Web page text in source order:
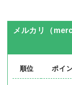
メルカリ（
順位 ポイ